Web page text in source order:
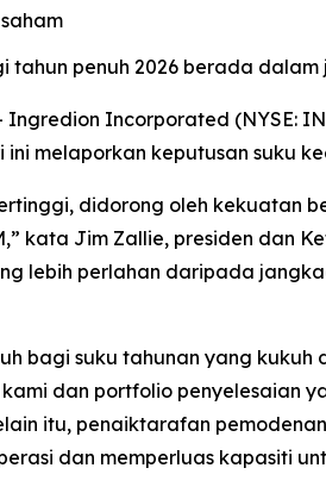
penuh 2026 berada dalam
-- Ingredion Incorporated
melaporkan keputusan suku
didorong oleh kekuatan
kata Jim Zallie, presiden dan
lebih perlahan daripada
bagi suku tahunan yang
dan portfolio penyelesaian
itu, penaiktarafan
dan memperluas kapasiti